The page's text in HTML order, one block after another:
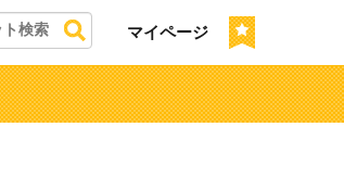
マイページ